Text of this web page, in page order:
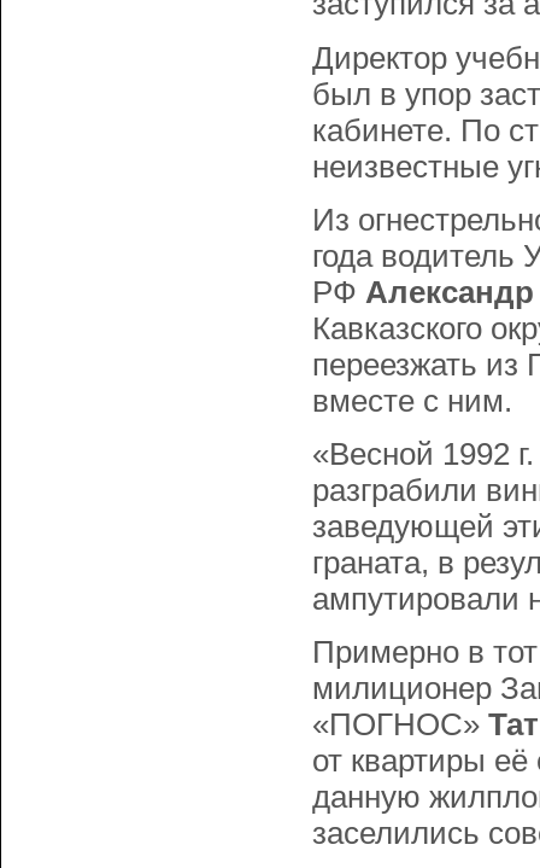
Директор
был в упор
кабинете. По
неизвестные
Из
года водитель
РФ
Кавказского
переезжать из
вместе с ним.
«Весной 1992
разграбили
заведующей
граната, в
ампутировали
Примерно в
милиционер
«ПОГНОС»
от квартиры
данную
заселились